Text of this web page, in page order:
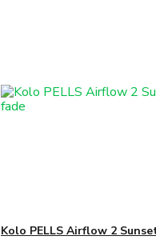
Kolo PELLS Airflow 2